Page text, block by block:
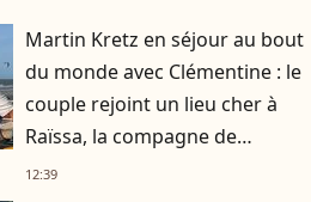
Martin Kretz en séjour au bout
du monde avec Clémentine : le
couple rejoint un lieu cher à
Raïssa, la compagne de
Raphaël
12:39